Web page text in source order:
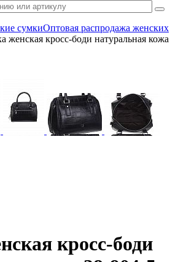
сумкиОптовая распродажа женских
женская кросс-боди натуральная кожа
кросс-боди